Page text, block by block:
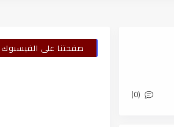
(0)
صفحتنا على الفيسبوك